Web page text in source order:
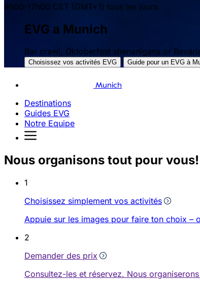
9h00-17h00 CET (GMT+1) tous les jours
EVG a Munich
Bar crawl, Oktoberfest shenanigans or
Choisissez vos activités EVG Guide pour un EVG à
Munich
Destinations
Guides EVG
Notre Equipe
Nous organisons tout pour vous!
1
Choisissez simplement vos activités
Appuie sur les images pour faire ton choix –
2
Demander des prix
Consultez-les et réservez. Nous